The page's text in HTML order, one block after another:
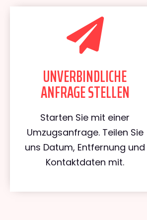
UNVERBINDLICHE
ANFRAGE STELLEN
Starten Sie mit einer
Umzugsanfrage. Teilen Sie
uns Datum, Entfernung und
Kontaktdaten mit.